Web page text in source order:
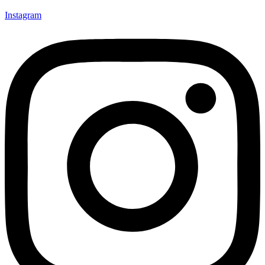
Instagram